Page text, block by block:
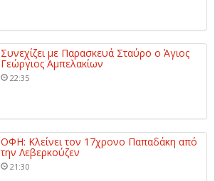
Συνεχίζει με Παρασκευά Σταύρο ο Άγιος
Γεώργιος Αμπελακίων
22:35
ΟΦΗ: Κλείνει τον 17χρονο Παπαδάκη από
την Λεβερκούζεν
21:30